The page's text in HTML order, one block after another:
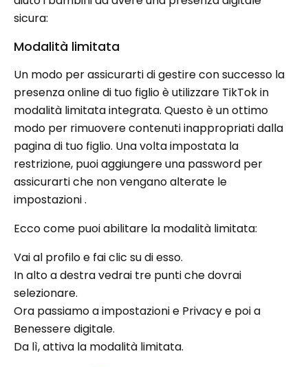
sicura:
Modalità limitata
Un modo per assicurarti di gestire con successo la
presenza online di tuo figlio è utilizzare TikTok in
modalità limitata integrata. Questo è un ottimo
modo per rimuovere contenuti inappropriati dalla
pagina di tuo figlio. Una volta impostata la
restrizione, puoi aggiungere una password per
assicurarti che non vengano alterate le
impostazioni .
Ecco come puoi abilitare la modalità limitata:
Vai al profilo e fai clic su di esso.
In alto a destra vedrai tre punti che dovrai
selezionare.
Ora passiamo a impostazioni e Privacy e poi a
Benessere digitale.
Da lì, attiva la modalità limitata.